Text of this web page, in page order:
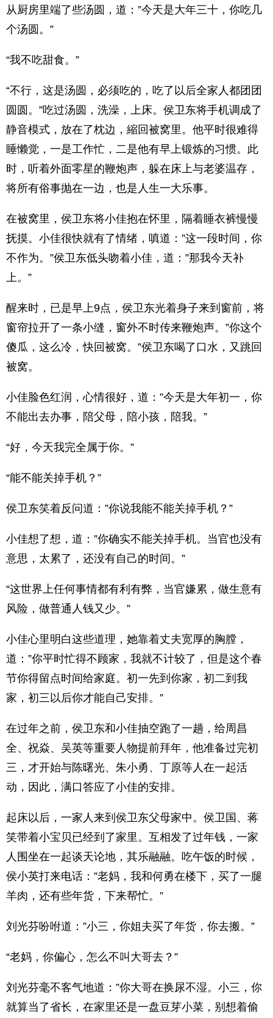
从厨房里端了些汤圆，道：”今天是大年三十，你吃几
个汤圆。”
“我不吃甜食。”
“不行，这是汤圆，必须吃的，吃了以后全家人都团团
圆圆。”吃过汤圆，洗澡，上床。侯卫东将手机调成了
静音模式，放在了枕边，縮回被窝里。他平时很难得
睡懒觉，一是工作忙，二是他有早上锻炼的习惯。此
时，听着外面零星的鞭炮声，躲在床上与老婆温存，
将所有俗事抛在一边，也是人生一大乐事。
在被窝里，侯卫东将小佳抱在怀里，隔着睡衣裤慢慢
抚摸。小佳很快就有了情绪，嗔道：”这一段时间，你
不作为。”侯卫东低头吻着小佳，道：”那我今天补
上。”
醒来时，已是早上9点，侯卫东光着身子来到窗前，将
窗帘拉开了一条小缝，窗外不时传来鞭炮声。”你这个
傻瓜，这么冷，快回被窝。”侯卫东喝了口水，又跳回
被窝。
小佳脸色红润，心情很好，道：”今天是大年初一，你
不能出去办事，陪父母，陪小孩，陪我。”
“好，今天我完全属于你。”
“能不能关掉手机？”
侯卫东笑着反问道：”你说我能不能关掉手机？”
小佳想了想，道：”你确实不能关掉手机。当官也没有
意思，太累了，还没有自己的时间。”
“这世界上任何事情都有利有弊，当官嫌累，做生意有
风险，做普通人钱又少。”
小佳心里明白这些道理，她靠着丈夫宽厚的胸膛，
道：”你平时忙得不顾家，我就不计较了，但是这个春
节你得留点时间给家庭。初一先到你家，初二到我
家，初三以后你才能自己安排。”
在过年之前，侯卫东和小佳抽空跑了一趟，给周昌
全、祝焱、吴英等重要人物提前拜年，他准备过完初
三，才开始与陈曙光、朱小勇、丁原等人在一起活
动，因此，满口答应了小佳的安排。
起床以后，一家人来到侯卫东父母家中。侯卫国、蒋
笑带着小宝贝已经到了家里。互相发了过年钱，一家
人围坐在一起谈天论地，其乐融融。吃午饭的时候，
侯小英打来电话：”老妈，我和何勇在楼下，买了一腿
羊肉，还有些年货，下来帮忙。”
刘光芬吩咐道：”小三，你姐夫买了年货，你去搬。”
“老妈，你偏心，怎么不叫大哥去？”
刘光芬毫不客气地道：”你大哥在换尿不湿。小三，你
就算当了省长，在家里还是一盘豆芽小菜，别想着偷